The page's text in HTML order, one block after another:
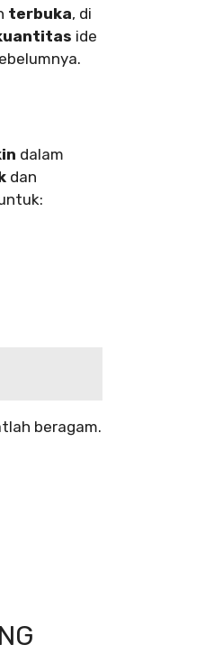
terbuka, di
ide
dalam
dan
beragam.